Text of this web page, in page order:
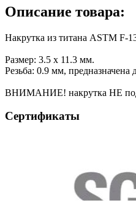
Описание товара:
Накрутка из титана ASTM F-
Размер: 3.5 x 11.3 мм.
Резьба: 0.9 мм,
ВНИМАНИЕ! накрутка НЕ
Сертификаты